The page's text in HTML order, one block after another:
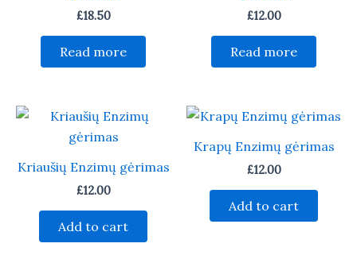
£18.50
Read more
£12.00
Read more
Kriaušių Enzimų gėrimas
£12.00
Add to cart
Krapų Enzimų gėrimas
£12.00
Add to cart